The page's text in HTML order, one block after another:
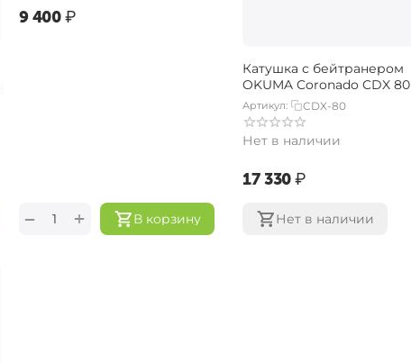
‍9 400‍₽
В корзину
+
−
Катушка с бейтранером
OKUMA Coronado CDX 80
Артикул: CDX-80
Нет в наличии
‍17 330‍₽
Нет в наличии